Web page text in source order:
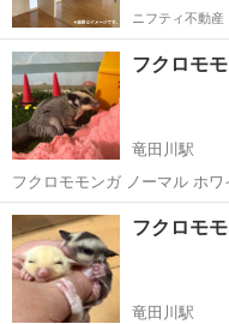
ニフティ不動産
フクロモ
竜田川駅
フクロモモンガ ノーマル ホワイトフェイス どちらもオスになりま
す！血統違いですが仲良しです🥰
価にしております！！☺️ お問
対応可能です！！
奈良 生駒郡 竜田川駅
フクロモ
竜田川駅